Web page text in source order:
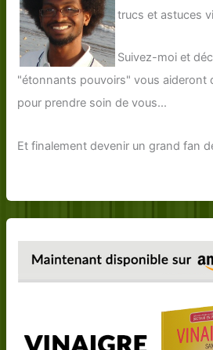
trucs et astuces
Suivez-moi et
"étonnants pouvoirs" vous aideront
pour prendre soin de vous...
Et finalement devenir un grand fan